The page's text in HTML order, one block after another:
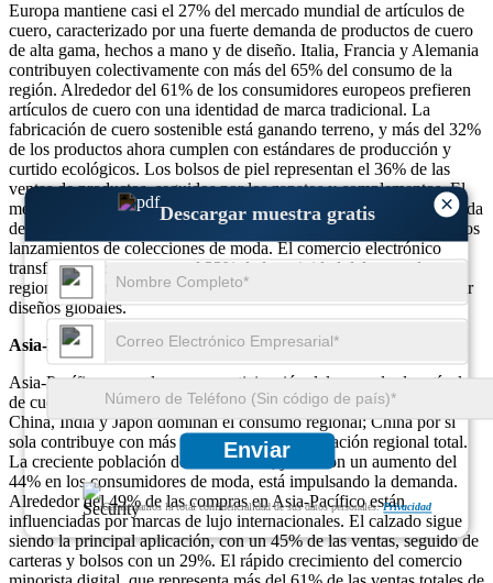
×
Descargar muestra gratis
Enviar
Garantizamos la total confidencialidad de sus datos personales.Privacidad
Europa mantiene casi el 27% del mercado mundial de artículos de
cuero, caracterizado por una fuerte demanda de productos de cuero
de alta gama, hechos a mano y de diseño. Italia, Francia y Alemania
contribuyen colectivamente con más del 65% del consumo de la
región. Alrededor del 61% de los consumidores europeos prefieren
artículos de cuero con una identidad de marca tradicional. La
fabricación de cuero sostenible está ganando terreno, y más del 32%
de los productos ahora cumplen con estándares de producción y
curtido ecológicos. Los bolsos de piel representan el 36% de las
ventas de productos, seguidos por los zapatos y complementos. El
mercado está fuertemente influenciado por las tendencias de la moda
de temporada, con casi el 41% de las compras realizadas durante los
lanzamientos de colecciones de moda. El comercio electrónico
transfronterizo representa el 22% de la actividad del mercado
regional, lo que refleja la voluntad de los consumidores de explorar
diseños globales.
Asia-Pacífico
Asia-Pacífico posee la mayor participación del mercado de artículos
de cuero, capturando aproximadamente el 39% del panorama global.
China, India y Japón dominan el consumo regional; China por sí
sola contribuye con más del 52% de la participación regional total.
La creciente población de clase media, junto con un aumento del
44% en los consumidores de moda, está impulsando la demanda.
Alrededor del 49% de las compras en Asia-Pacífico están
influenciadas por marcas de lujo internacionales. El calzado sigue
siendo la principal aplicación, con un 45% de las ventas, seguido de
carteras y bolsos con un 29%. El rápido crecimiento del comercio